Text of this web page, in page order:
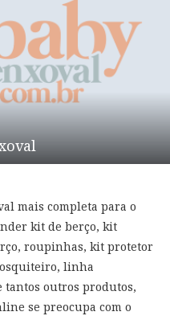
mais completa para o
kit de berço, kit
roupinhas, kit protetor
linha
outros produtos,
se preocupa com o